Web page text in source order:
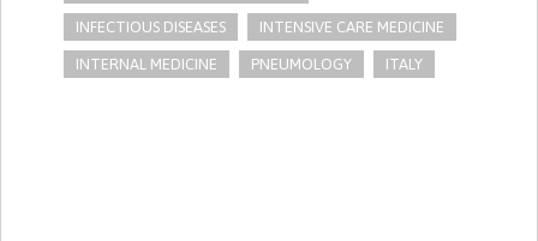
INFECTIOUS DISEASES INTENSIVE CARE MEDICINE
INTERNAL MEDICINE PNEUMOLOGY ITALY